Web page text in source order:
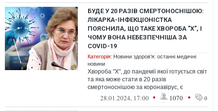
БУДЕ У 20 РАЗІВ СМЕРТОНОСНІШОЮ:
ЛІКАРКА-ІНФЕКЦІОНІСТКА
ПОЯСНИЛА, ЩО ТАКЕ ХВОРОБА "Х", І
ЧОМУ ВОНА НЕБЕЗПЕЧНІША ЗА
COVID-19
Категорія: Новини здоров'я: останні медичні
новини
Хвороба "Х", до пандемії якої готується світ
та яка може стати в 20 разів
смертоноснішою за коронавірус, є
узагальненим поняттям. Медики наразі
28.01.2024, 17:00 • 1070 • 0